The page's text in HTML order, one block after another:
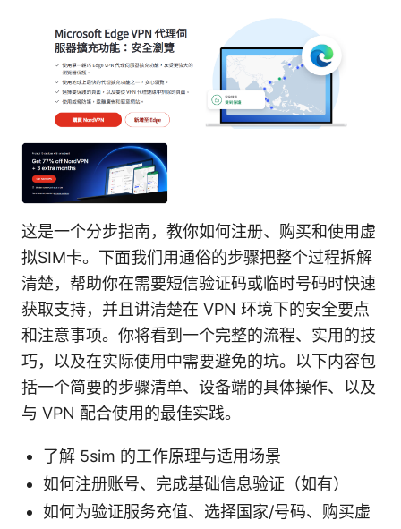
这是一个分步指南，教你如何注册、购买和使用虚
拟SIM卡。下面我们用通俗的步骤把整个过程拆解
清楚，帮助你在需要短信验证码或临时号码时快速
获取支持，并且讲清楚在 VPN 环境下的安全要点
和注意事项。你将看到一个完整的流程、实用的技
巧，以及在实际使用中需要避免的坑。以下内容包
括一个简要的步骤清单、设备端的具体操作、以及
与 VPN 配合使用的最佳实践。
了解 5sim 的工作原理与适用场景
如何注册账号、完成基础信息验证（如有）
如何为验证服务充值、选择国家/号码、购买虚